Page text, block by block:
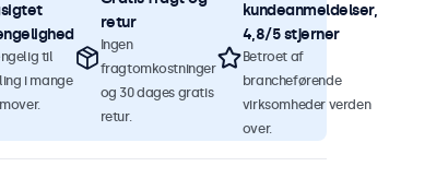
til
i mange
retur
Ingen
fragtomkostninger
og 30 dages gratis
retur.
kundeanmeldelser,
4,8/5 stjerner
Betroet af
brancheførende
virksomheder verden
over.